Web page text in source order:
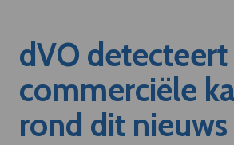
dVO detecteert
commerciële
rond dit nieuws